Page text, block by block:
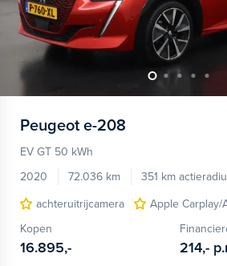
Peugeot e-208
EV GT 50 kWh
2020
72.036 km 351 km
achteruitrijcamera
Apple
Kopen
16.895,- 214,-